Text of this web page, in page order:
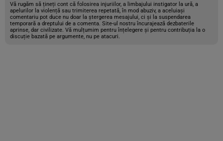
Vă rugăm să țineți cont că folosirea injuriilor, a limbajului instigator la ură, a
apelurilor la violență sau trimiterea repetată, în mod abuziv, a aceluiași
comentariu pot duce nu doar la ștergerea mesajului, ci și la suspendarea
temporară a dreptului de a comenta. Site-ul nostru încurajează dezbaterile
aprinse, dar civilizate. Vă mulțumim pentru înțelegere și pentru contribuția la o
discuție bazată pe argumente, nu pe atacuri.